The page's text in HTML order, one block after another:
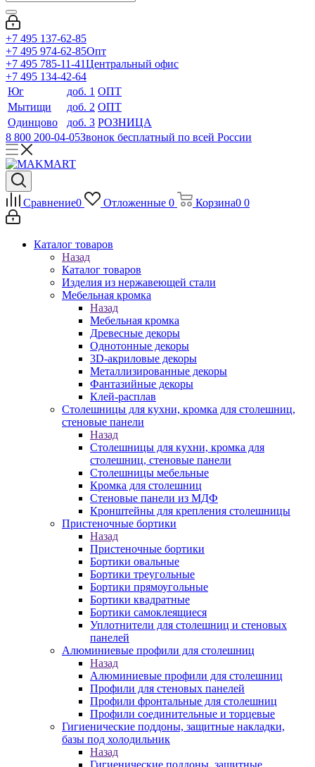
+7 495 137-62-85
+7 495 974-62-85Опт
+7 495 785-11-41Центральный офис
+7 495 134-42-64
Юг
доб. 1 ОПТ
Мытищи
доб. 2 ОПТ
Одинцово
доб. 3 РОЗНИЦА
8 800 200-04-05Звонок бесплатный по всей России
Сравнение0 Отложенные 0 Корзина0 0
Каталог товаров
Назад
Каталог товаров
Изделия из нержавеющей стали
Мебельная кромка
Назад
Мебельная кромка
Древесные декоры
Однотонные декоры
3D-акриловые декоры
Металлизированные декоры
Фантазийные декоры
Клей-расплав
Столешницы для кухни, кромка для столешниц,
стеновые панели
Назад
Столешницы для кухни, кромка для
столешниц, стеновые панели
Столешницы мебельные
Кромка для столешниц
Стеновые панели из МДФ
Кронштейны для крепления столешницы
Пристеночные бортики
Назад
Пристеночные бортики
Бортики овальные
Бортики треугольные
Бортики прямоугольные
Бортики квадратные
Бортики самоклеящиеся
Уплотнители для столешниц и стеновых
панелей
Алюминиевые профили для столешниц
Назад
Алюминиевые профили для столешниц
Профили для стеновых панелей
Профили фронтальные для столешниц
Профили соединительные и торцевые
Гигиенические поддоны, защитные накладки,
базы под холодильник
Назад
Гигиенические поддоны, защитные